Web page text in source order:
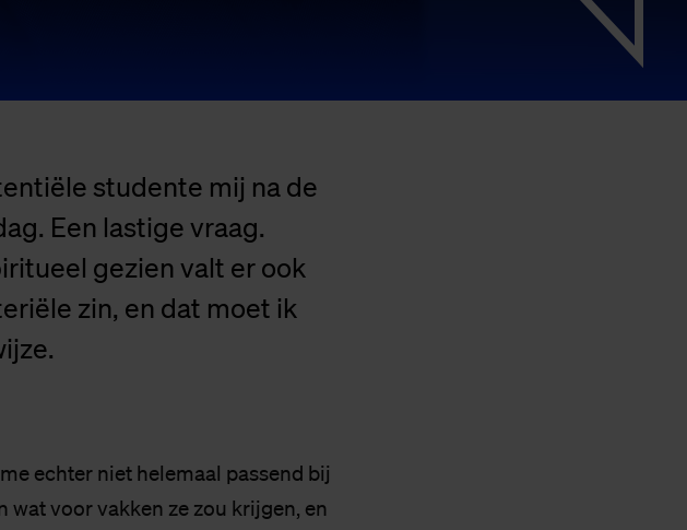
studente mij na de
Een lastige vraag.
gezien valt er ook
zin, en dat moet ik
echter niet helemaal passend bij
wat voor vakken ze zou krijgen, en